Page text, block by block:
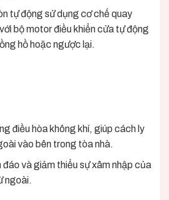
tự động sử dụng cơ chế quay
bộ motor điều khiển cửa tự động
hồ hoặc ngược lại.
điều hòa không khí, giúp cách ly
vào bên trong tòa nhà.
đáo và giảm thiểu sự xâm nhập của
ngoài.